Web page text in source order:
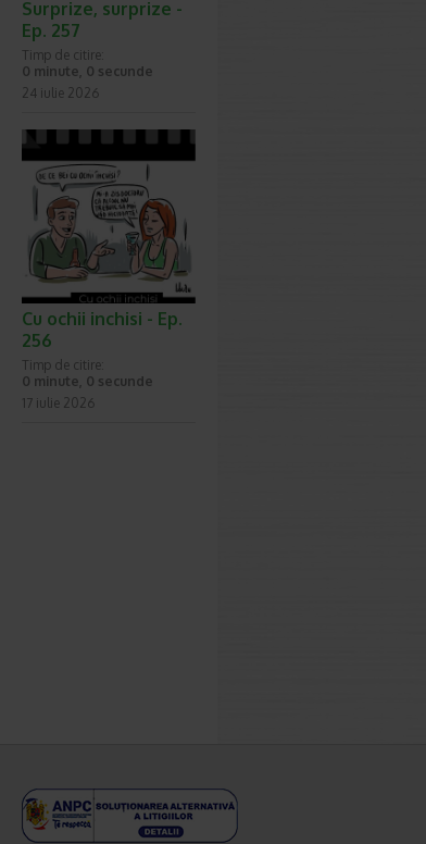
Surprize, surprize -
Ep. 257
Timp de citire:
0 minute, 0 secunde
24 iulie 2026
Cu ochii inchisi - Ep.
256
Timp de citire:
0 minute, 0 secunde
17 iulie 2026